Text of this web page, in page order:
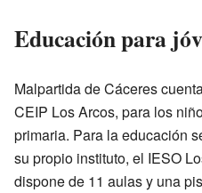
Educación para
Malpartida de Cáceres
CEIP Los Arcos, para los
primaria. Para la educación
su propio instituto, el IESO
dispone de 11 aulas y una